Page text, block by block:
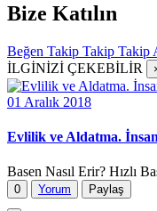
Bize Katılın
Beğen Takip Takip Takip
İLGİNİZİ ÇEKEBİLİR
01 Aralık 2018
Evlilik ve Aldatma. İnsan
Basen Nasıl Erir? Hızlı
0 Yorum Paylaş